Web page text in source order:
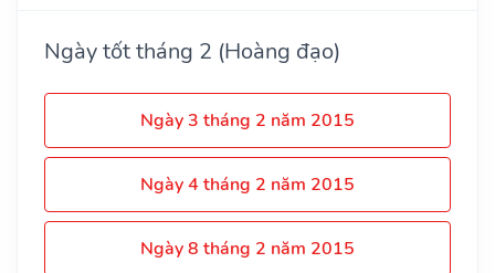
Ngày tốt tháng 2 (Hoàng đạo)
Ngày 3 tháng 2 năm 2015
Ngày 4 tháng 2 năm 2015
Ngày 8 tháng 2 năm 2015